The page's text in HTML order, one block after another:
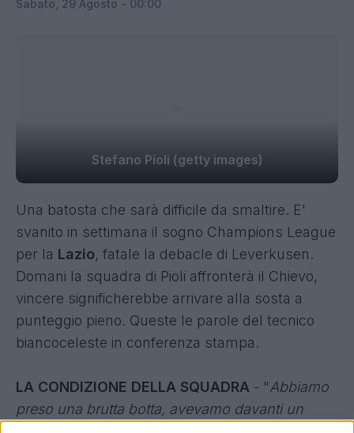
Sabato, 29 Agosto - 00:00
Stefano Pioli (getty images)
Una batosta che sarà difficile da smaltire. E'
svanito in settimana il sogno Champions League
per la Lazio, fatale la debacle di Leverkusen.
Domani la squadra di Pioli affronterà il Chievo,
vincere significherebbe arrivare alla sosta a
punteggio pieno. Queste le parole del tecnico
biancoceleste in conferenza stampa.
LA CONDIZIONE DELLA SQUADRA - "Abbiamo
preso una brutta botta, avevamo davanti un